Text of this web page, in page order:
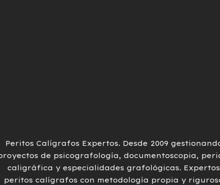
Peritos Calígrafos Expertos. Desde 2009
de psicografología, documentoscopia,
caligráfica y especialidades grafológicas. Expertos
peritos calígrafos con metodología propia y